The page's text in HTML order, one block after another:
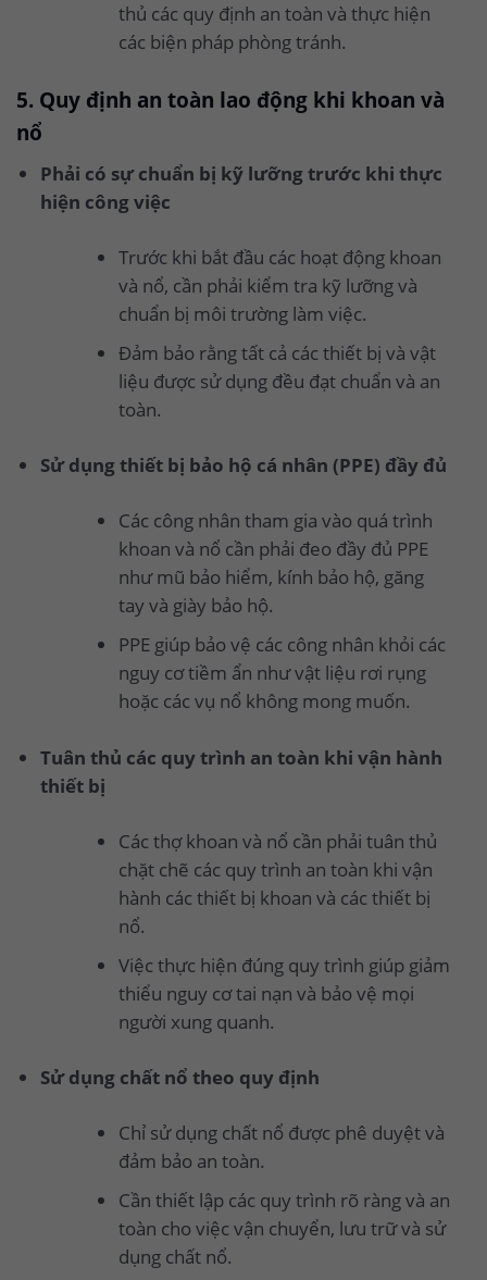
thủ các quy định an toàn và thực hiện
các biện pháp phòng tránh.
5. Quy định an toàn lao động khi khoan và
nổ
Phải có sự chuẩn bị kỹ lưỡng trước khi thực
hiện công việc
Trước khi bắt đầu các hoạt động khoan
và nổ, cần phải kiểm tra kỹ lưỡng và
chuẩn bị môi trường làm việc.
Đảm bảo rằng tất cả các thiết bị và vật
liệu được sử dụng đều đạt chuẩn và an
toàn.
Sử dụng thiết bị bảo hộ cá nhân (PPE) đầy đủ
Các công nhân tham gia vào quá trình
khoan và nổ cần phải đeo đầy đủ PPE
như mũ bảo hiểm, kính bảo hộ, găng
tay và giày bảo hộ.
PPE giúp bảo vệ các công nhân khỏi các
nguy cơ tiềm ẩn như vật liệu rơi rụng
hoặc các vụ nổ không mong muốn.
Tuân thủ các quy trình an toàn khi vận hành
thiết bị
Các thợ khoan và nổ cần phải tuân thủ
chặt chẽ các quy trình an toàn khi vận
hành các thiết bị khoan và các thiết bị
nổ.
Việc thực hiện đúng quy trình giúp giảm
thiểu nguy cơ tai nạn và bảo vệ mọi
người xung quanh.
Sử dụng chất nổ theo quy định
Chỉ sử dụng chất nổ được phê duyệt và
đảm bảo an toàn.
Cần thiết lập các quy trình rõ ràng và an
toàn cho việc vận chuyển, lưu trữ và sử
dụng chất nổ.